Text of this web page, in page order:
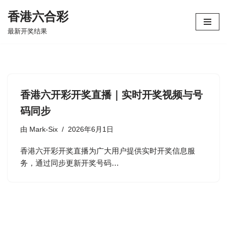
跳
香港六合彩
最新开奖结果
香港六开彩开奖直播｜实时开奖视频与号
码同步
由 Mark-Six 2026年6月1日
香港六开彩开奖直播为广大用户提供实时开奖信息服
务，通过同步更新开奖号码…